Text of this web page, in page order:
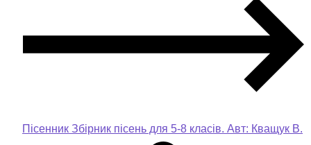
Пісенник Збірник пісень для 5-8 класів. Авт: Кващук В.